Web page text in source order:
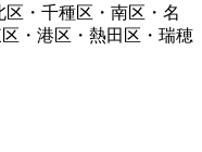
・千種区・南区・名
・港区・熱田区・瑞穂